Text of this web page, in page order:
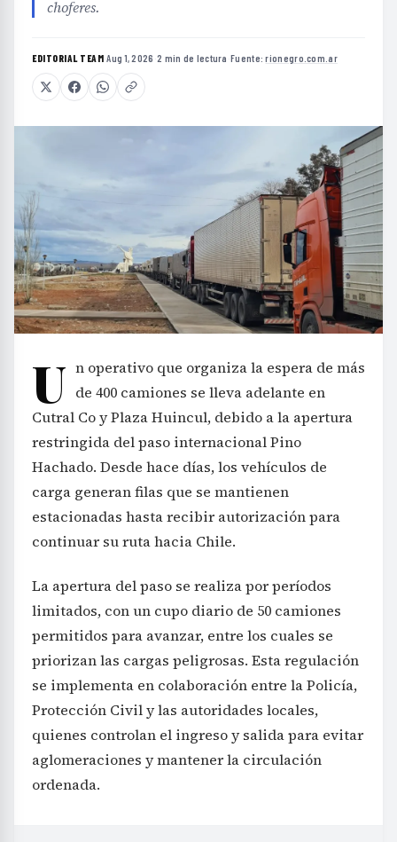
choferes.
EDITORIAL TEAM·Aug 1, 2026 ·2 min de lectura ·Fuente:rionegro.com.ar
U n operativo que organiza la espera de más
de 400 camiones se lleva adelante en
Cutral Co y Plaza Huincul, debido a la apertura
restringida del paso internacional Pino
Hachado. Desde hace días, los vehículos de
carga generan filas que se mantienen
estacionadas hasta recibir autorización para
continuar su ruta hacia Chile.
La apertura del paso se realiza por períodos
limitados, con un cupo diario de 50 camiones
permitidos para avanzar, entre los cuales se
priorizan las cargas peligrosas. Esta regulación
se implementa en colaboración entre la Policía,
Protección Civil y las autoridades locales,
quienes controlan el ingreso y salida para evitar
aglomeraciones y mantener la circulación
ordenada.